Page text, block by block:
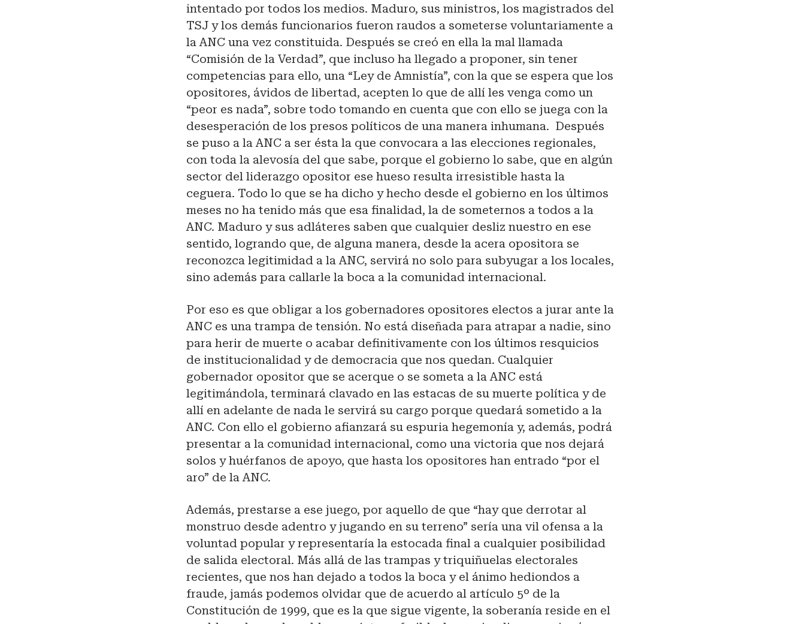
intentado por todos los medios. Maduro, sus ministros, los magistrados del
TSJ y los demás funcionarios fueron raudos a someterse voluntariamente a
la ANC una vez constituida. Después se creó en ella la mal llamada
“Comisión de la Verdad”, que incluso ha llegado a proponer, sin tener
competencias para ello, una “Ley de Amnistía”, con la que se espera que los
opositores, ávidos de libertad, acepten lo que de allí les venga como un
“peor es nada”, sobre todo tomando en cuenta que con ello se juega con la
desesperación de los presos políticos de una manera inhumana. Después
se puso a la ANC a ser ésta la que convocara a las elecciones regionales,
con toda la alevosía del que sabe, porque el gobierno lo sabe, que en algún
sector del liderazgo opositor ese hueso resulta irresistible hasta la
ceguera. Todo lo que se ha dicho y hecho desde el gobierno en los últimos
meses no ha tenido más que esa finalidad, la de someternos a todos a la
ANC. Maduro y sus adláteres saben que cualquier desliz nuestro en ese
sentido, logrando que, de alguna manera, desde la acera opositora se
reconozca legitimidad a la ANC, servirá no solo para subyugar a los locales,
sino además para callarle la boca a la comunidad internacional.
Por eso es que obligar a los gobernadores opositores electos a jurar ante la
ANC es una trampa de tensión. No está diseñada para atrapar a nadie, sino
para herir de muerte o acabar definitivamente con los últimos resquicios
de institucionalidad y de democracia que nos quedan. Cualquier
gobernador opositor que se acerque o se someta a la ANC está
legitimándola, terminará clavado en las estacas de su muerte política y de
allí en adelante de nada le servirá su cargo porque quedará sometido a la
ANC. Con ello el gobierno afianzará su espuria hegemonía y, además, podrá
presentar a la comunidad internacional, como una victoria que nos dejará
solos y huérfanos de apoyo, que hasta los opositores han entrado “por el
aro” de la ANC.
Además, prestarse a ese juego, por aquello de que “hay que derrotar al
monstruo desde adentro y jugando en su terreno” sería una vil ofensa a la
voluntad popular y representaría la estocada final a cualquier posibilidad
de salida electoral. Más allá de las trampas y triquiñuelas electorales
recientes, que nos han dejado a todos la boca y el ánimo hediondos a
fraude, jamás podemos olvidar que de acuerdo al artículo 5º de la
Constitución de 1999, que es la que sigue vigente, la soberanía reside en el